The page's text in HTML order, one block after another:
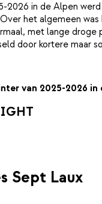
2026 in de Alpen
het algemeen
met lange droge
door kortere maar
van 2025-2026 in
Sept Laux